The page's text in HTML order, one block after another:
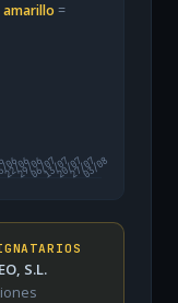
amarillo =
06
22/0629/0606/0713/0720/0727/07
03/08
S.L.